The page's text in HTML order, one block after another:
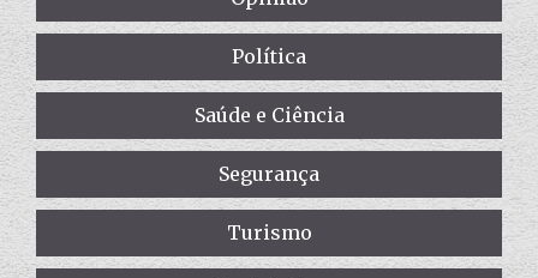
Política
Saúde e Ciência
Segurança
Turismo